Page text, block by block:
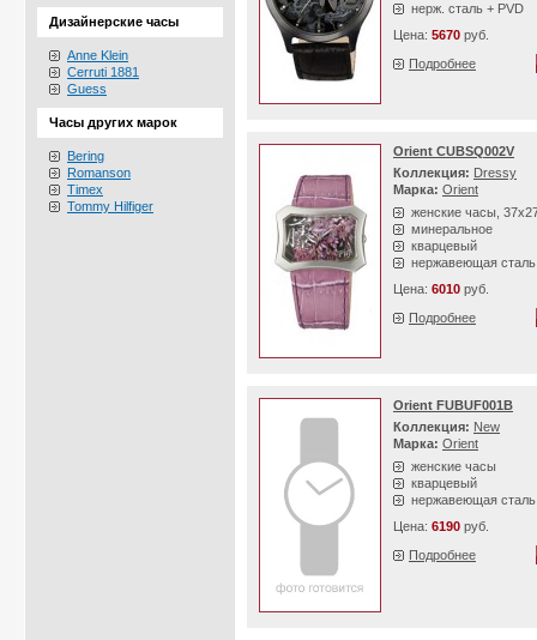
Дизайнерские часы
Anne Klein
Cerruti 1881
Guess
Часы других марок
Bering
Romanson
Timex
Tommy Hilfiger
нерж. сталь + PVD
Цена: 5670 руб.
Подробнее
Orient CUBSQ002V
Коллекция: Dressy
Марка: Orient
женские часы,
минеральное
кварцевый
нержавеющая сталь
Цена: 6010 руб.
Подробнее
Orient FUBUF001B
Коллекция: New
Марка: Orient
женские часы
кварцевый
нержавеющая сталь
Цена: 6190 руб.
Подробнее